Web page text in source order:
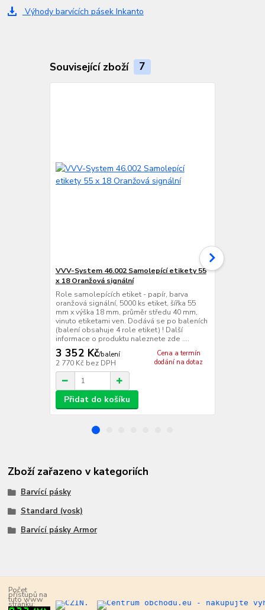
Výhody barvících pásek Inkanto
Související zboží 7
VVV-System 46.002 Samolepící etikety 55
x 18 Oranžová signální
Role samolepících etiket - papír, barva
oranžová signální, 5000 ks etiket, šířka 55
mm x výška 18 mm, průměr středu 40 mm,
vinuto etiketami ven. Dodává se po baleních
(balení obsahuje 4 role etiket) ! Další
informace o produktu naleznete zde ....
3 352 Kč/balení
2 770 Kč bez DPH
Cena a termín
dodání na dotaz
Přidat do košíku
Zboží zařazeno v kategoriích
Barvící pásky
Standard (vosk)
Barvící pásky Armor
Počet
přístupů na
tuto www
stránku: